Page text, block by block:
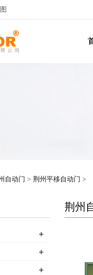
自动门 > 荆州平移自动门 >
荆州
+
+
+